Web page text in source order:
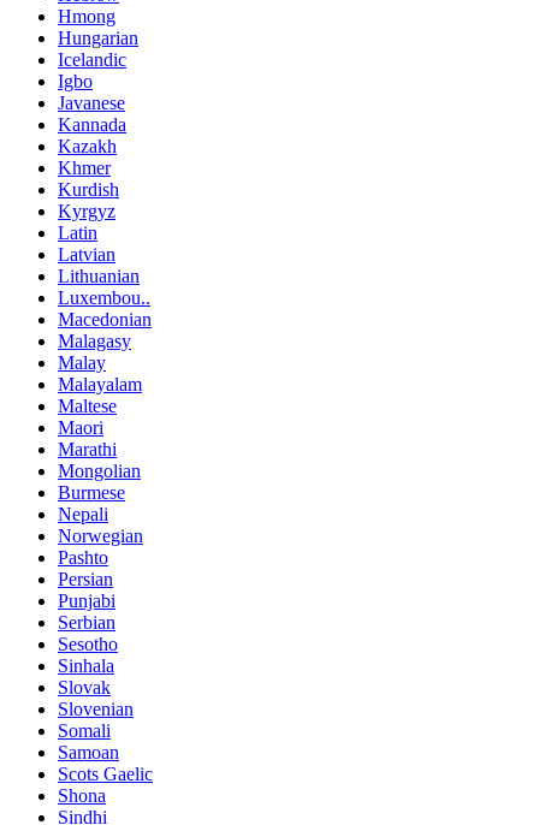
Hmong
Hungarian
Icelandic
Igbo
Javanese
Kannada
Kazakh
Khmer
Kurdish
Kyrgyz
Latin
Latvian
Lithuanian
Luxembou..
Macedonian
Malagasy
Malay
Malayalam
Maltese
Maori
Marathi
Mongolian
Burmese
Nepali
Norwegian
Pashto
Persian
Punjabi
Serbian
Sesotho
Sinhala
Slovak
Slovenian
Somali
Samoan
Scots Gaelic
Shona
Sindhi